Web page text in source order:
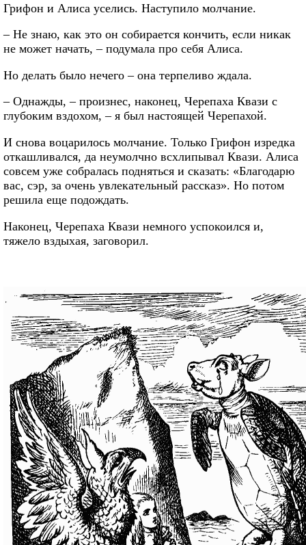
Грифон и Алиса уселись. Наступило молчание.
– Не знаю, как это он собирается кончить, если никак
не может начать, – подумала про себя Алиса.
Но делать было нечего – она терпеливо ждала.
– Однажды, – произнес, наконец, Черепаха Квази с
глубоким вздохом, – я был настоящей Черепахой.
И снова воцарилось молчание. Только Грифон изредка
откашливался, да неумолчно всхлипывал Квази. Алиса
совсем уже собралась подняться и сказать: «Благодарю
вас, сэр, за очень увлекательный рассказ». Но потом
решила еще подождать.
Наконец, Черепаха Квази немного успокоился и,
тяжело вздыхая, заговорил.